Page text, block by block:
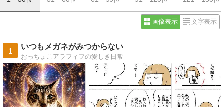
画像表示 文字表示
1
いつもメガネがみつからない
おっちょこアラフィフの愛しき日常